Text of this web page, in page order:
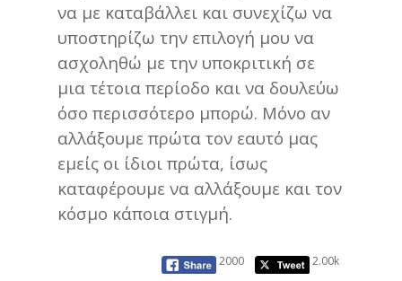
να με καταβάλλει και συνεχίζω να
υποστηρίζω την επιλογή μου να
ασχοληθώ με την υποκριτική σε
μια τέτοια περίοδο και να δουλεύω
όσο περισσότερο μπορώ. Μόνο αν
αλλάξουμε πρώτα τον εαυτό μας
εμείς οι ίδιοι πρώτα, ίσως
καταφέρουμε να αλλάξουμε και τον
κόσμο κάποια στιγμή.
2000 2.00k